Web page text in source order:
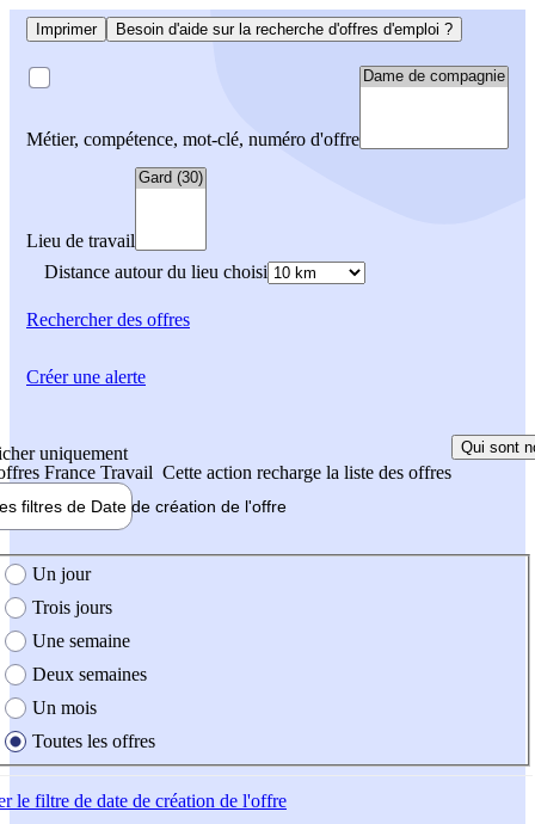
Imprimer Besoin d'aide sur la recherche d'offres d'emploi ?
Métier, compétence, mot-clé, numéro d'offre
Lieu de travail
Distance autour du lieu choisi
Rechercherdes offres
uniquement
France Travail Cette action recharge la liste des offres
Qui sont
filtres de Date de création de l'offre
création de l'offre
Un jour
Trois jours
Une semaine
Deux semaines
Un mois
Toutes les offres
le filtre de date de création de l'offre
Créer une alerte